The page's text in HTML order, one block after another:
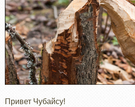
Привет Чубайсу!